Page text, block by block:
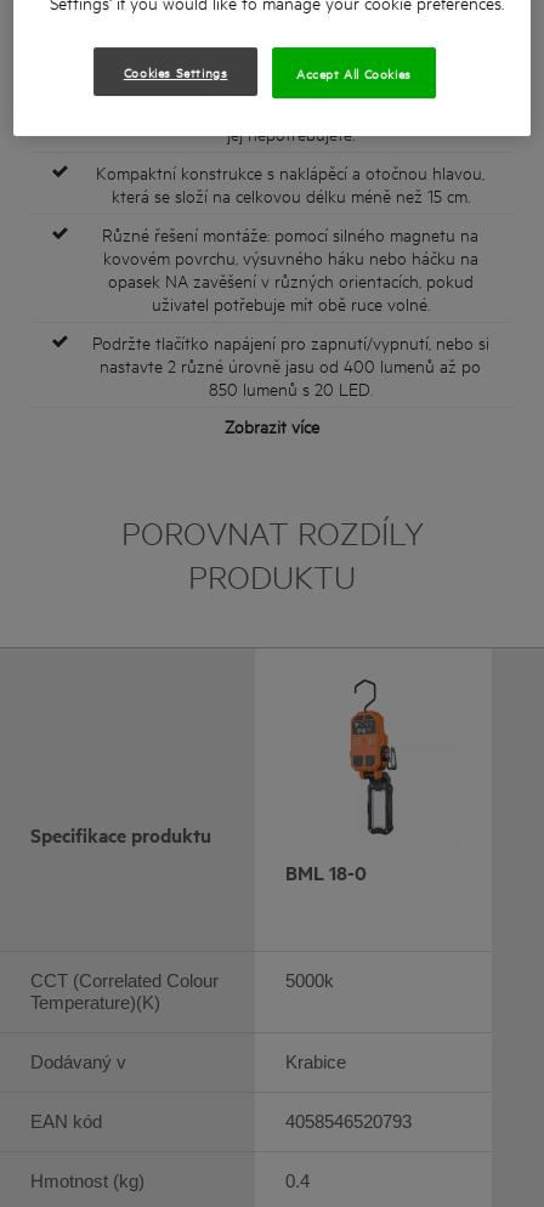
Všestranné a robustní řešení osvětlení pracoviště, které
nasvítí osobní pracovní prostor, je ideální NA celodenní
jej nepotřebujete.
Kompaktní konstrukce s naklápěcí a otočnou hlavou,
která se složí na celkovou délku méně než 15 cm.
Různé řešení montáže: pomocí silného magnetu na
kovovém povrchu, výsuvného háku nebo háčku na
opasek NA zavěšení v různých orientacích, pokud
uživatel potřebuje mít obě ruce volné.
Podržte tlačítko napájení pro zapnutí/vypnutí, nebo si
nastavte 2 různé úrovně jasu od 400 lumenů až po
850 lumenů s 20 LED.
Zobrazit více
POROVNAT ROZDÍLY
PRODUKTU
Specifikace produktu
CCT (Correlated Colour
Temperature)(K)
Dodávaný v
EAN kód
Hmotnost (kg)
BML 18-0
5000k
Krabice
4058546520793
0.4
Cookies Settings Accept All Cookies